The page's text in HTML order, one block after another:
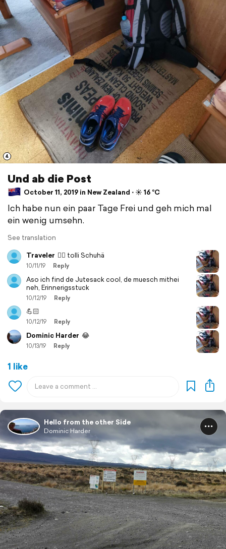
4
Und ab die Post
October 11, 2019 in New Zealand ⋅ ☀️ 16 °C
Ich habe nun ein paar Tage Frei und geh mich mal
ein wenig umsehn.
See translation
Traveler 👍🏻 tolli Schuhä
10/11/19 Reply
Aso ich find de Jutesack cool, de muesch mithei
neh, Erinnerigsstuck
10/12/19 Reply
💪🏻
10/12/19 Reply
Dominic Harder 😂
10/13/19 Reply
1 like
Hello from the other Side
Dominic Harder